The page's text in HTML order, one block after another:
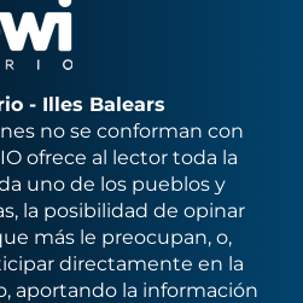
- Illes Balears
no se conforman con
ofrece al lector toda la
uno de los pueblos y
la posibilidad de opinar
más le preocupan, o,
directamente en la
aportando la información